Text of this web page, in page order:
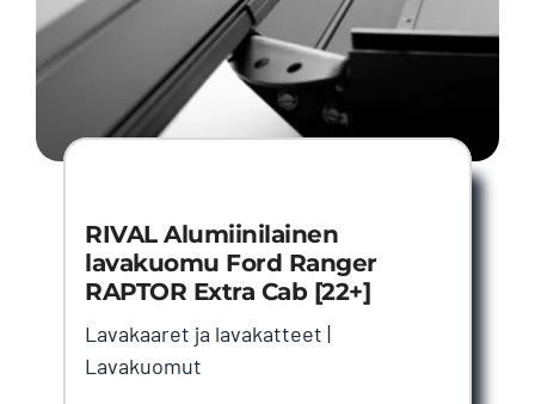
RIVAL Alumiinilainen
lavakuomu Ford Ranger
RAPTOR Extra Cab [22+]
Lavakaaret ja lavakatteet |
Lavakuomut